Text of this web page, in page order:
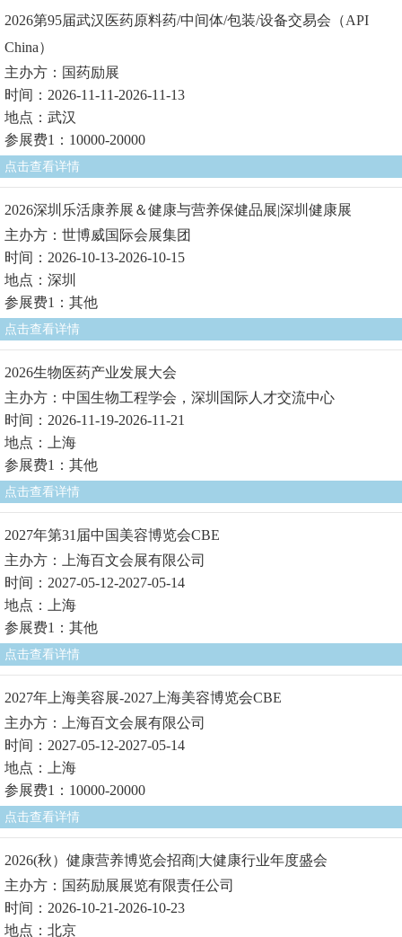
2026第95届武汉医药原料药/中间体/包装/设备交易会（API
China）
主办方：国药励展
时间：2026-11-11-2026-11-13
地点：武汉
参展费1：10000-20000
点击查看详情
2026深圳乐活康养展＆健康与营养保健品展|深圳健康展
主办方：世博威国际会展集团
时间：2026-10-13-2026-10-15
地点：深圳
参展费1：其他
点击查看详情
2026生物医药产业发展大会
主办方：中国生物工程学会，深圳国际人才交流中心
时间：2026-11-19-2026-11-21
地点：上海
参展费1：其他
点击查看详情
2027年第31届中国美容博览会CBE
主办方：上海百文会展有限公司
时间：2027-05-12-2027-05-14
地点：上海
参展费1：其他
点击查看详情
2027年上海美容展-2027上海美容博览会CBE
主办方：上海百文会展有限公司
时间：2027-05-12-2027-05-14
地点：上海
参展费1：10000-20000
点击查看详情
2026(秋）健康营养博览会招商|大健康行业年度盛会
主办方：国药励展展览有限责任公司
时间：2026-10-21-2026-10-23
地点：北京